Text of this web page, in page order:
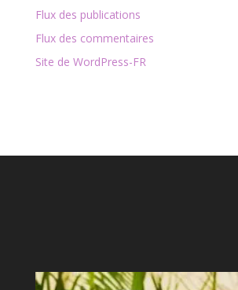
Flux des publications
Flux des commentaires
Site de WordPress-FR